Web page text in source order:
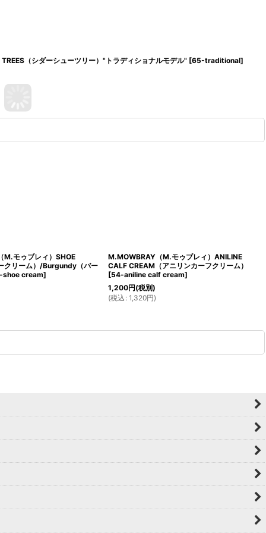
（シダーシューツリー）"トラディショナルモデル" [65-traditional]
M.モゥブレィ）SHOE
クリーム）/Burgundy（バー
shoe cream]
M.MOWBRAY（M.モゥブレィ）ANILINE
CALF CREAM（アニリンカーフクリーム）
[54-aniline calf cream]
1,200円(税別)
(税込 : 1,320円)